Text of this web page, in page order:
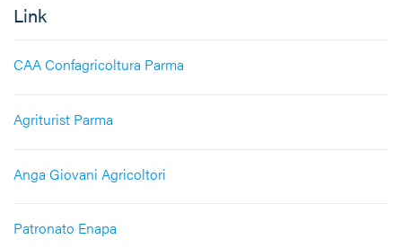
Link
CAA Confagricoltura Parma
Agriturist Parma
Anga Giovani Agricoltori
Patronato Enapa